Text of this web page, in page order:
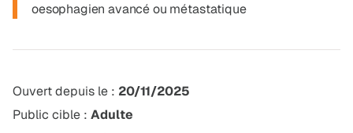
oesophagien avancé ou métastatique
Ouvert depuis le : 20/11/2025
Public cible : Adulte